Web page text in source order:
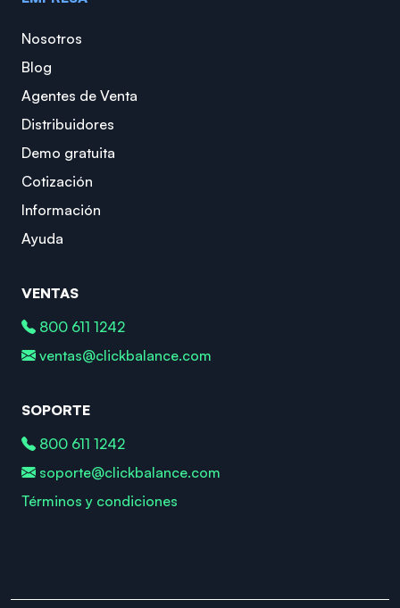
Nosotros
Blog
Agentes de Venta
Distribuidores
Demo gratuita
Cotización
Información
Ayuda
VENTAS
800 611 1242
ventas@clickbalance.com
SOPORTE
800 611 1242
soporte@clickbalance.com
Términos y condiciones